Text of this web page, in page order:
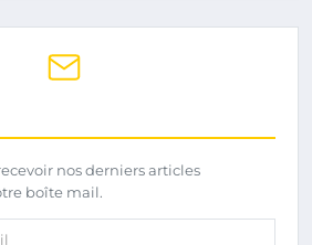
nos derniers articles
boîte mail.